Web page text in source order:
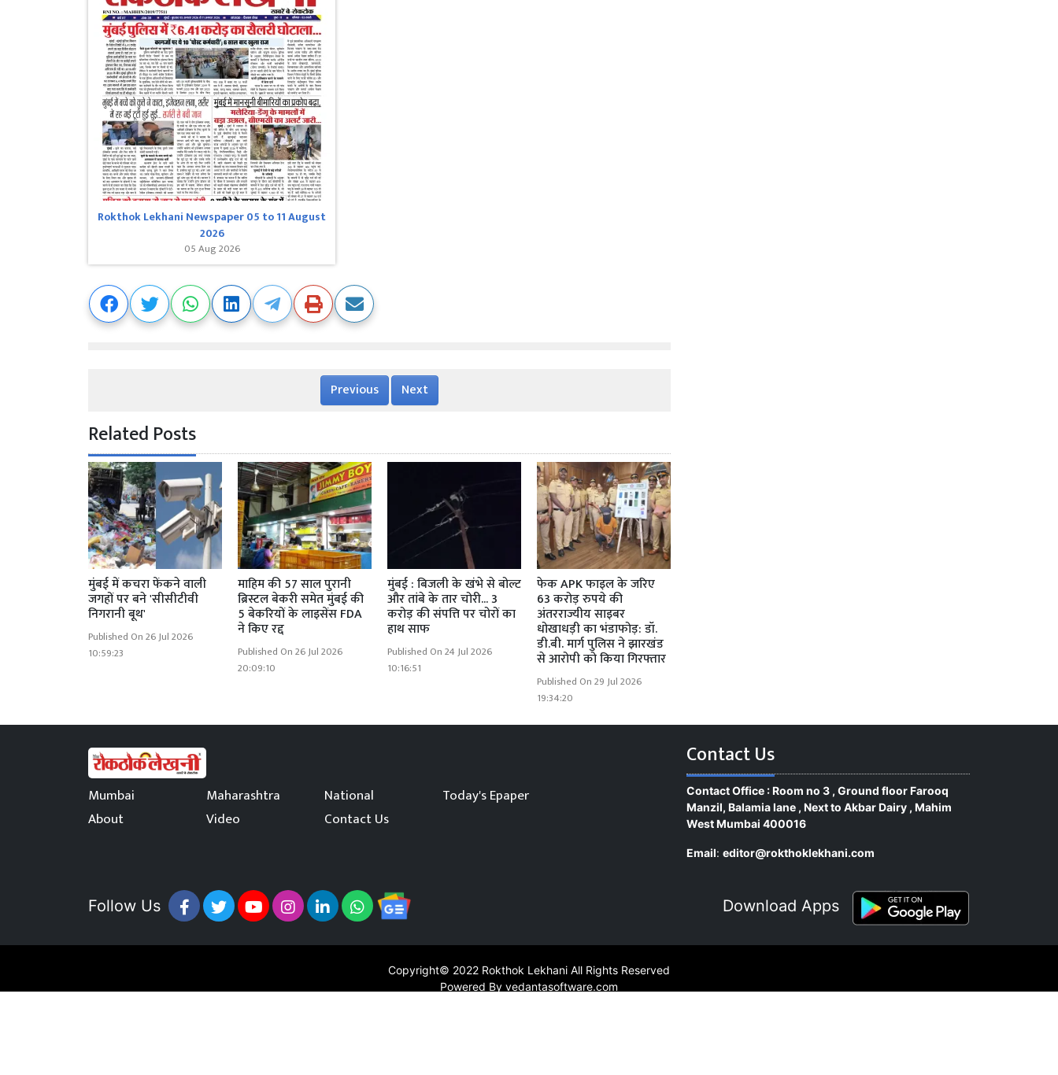
Rokthok Lekhani Newspaper 05 to 11 August
2026
05 Aug 2026
Previous Next
Related Posts
मुंबई में कचरा फेंकने वाली
जगहों पर बने 'सीसीटीवी
निगरानी बूथ'
Published On 26 Jul 2026
10:59:23
माहिम की 57 साल पुरानी
ब्रिस्टल बेकरी समेत मुंबई की
5 बेकरियों के लाइसेंस FDA
ने किए रद्द
Published On 26 Jul 2026
20:09:10
मुंबई : बिजली के खंभे से बोल्ट
और तांबे के तार चोरी... 3
करोड़ की संपत्ति पर चोरों का
हाथ साफ
Published On 24 Jul 2026
10:16:51
फेक APK फाइल के जरिए
63 करोड़ रुपये की
अंतरराज्यीय साइबर
धोखाधड़ी का भंडाफोड़: डॉ.
डी.बी. मार्ग पुलिस ने झारखंड
से आरोपी को किया गिरफ्तार
Published On 29 Jul 2026
19:34:20
Mumbai Maharashtra National
Today's Epaper
About
Video Contact Us
Contact Us
Contact Office : Room no 3 , Ground floor Farooq
Manzil, Balamia lane , Next to Akbar Dairy , Mahim
West Mumbai 400016
Email: editor@rokthoklekhani.com
Download Apps
Copyright© 2022 Rokthok Lekhani All Rights Reserved
Powered By vedantasoftware.com